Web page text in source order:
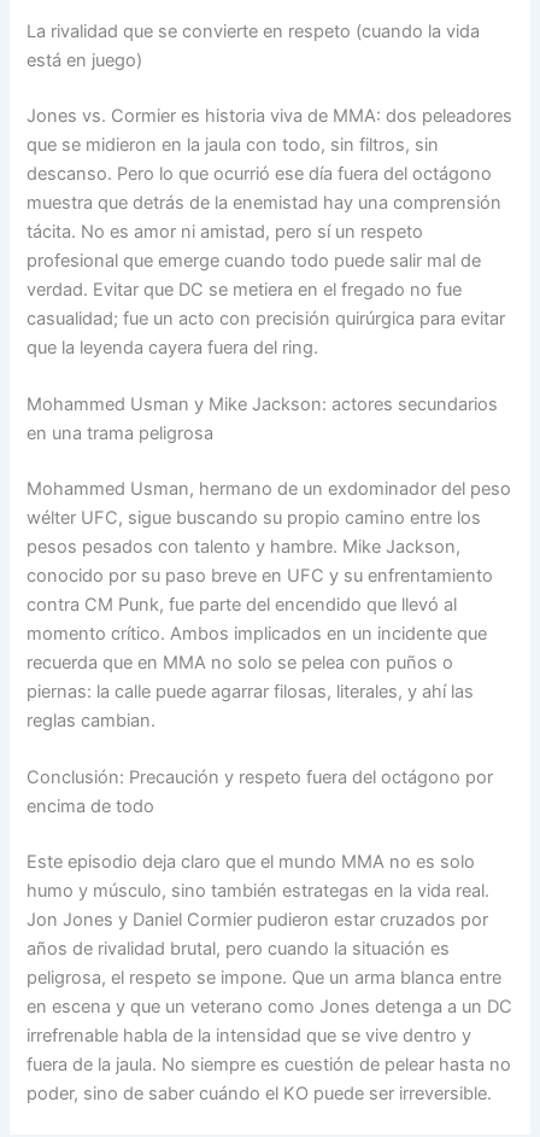
La rivalidad que se convierte en respeto (cuando la vida
está en juego)
Jones vs. Cormier es historia viva de MMA: dos peleadores
que se midieron en la jaula con todo, sin filtros, sin
descanso. Pero lo que ocurrió ese día fuera del octágono
muestra que detrás de la enemistad hay una comprensión
tácita. No es amor ni amistad, pero sí un respeto
profesional que emerge cuando todo puede salir mal de
verdad. Evitar que DC se metiera en el fregado no fue
casualidad; fue un acto con precisión quirúrgica para evitar
que la leyenda cayera fuera del ring.
Mohammed Usman y Mike Jackson: actores secundarios
en una trama peligrosa
Mohammed Usman, hermano de un exdominador del peso
wélter UFC, sigue buscando su propio camino entre los
pesos pesados con talento y hambre. Mike Jackson,
conocido por su paso breve en UFC y su enfrentamiento
contra CM Punk, fue parte del encendido que llevó al
momento crítico. Ambos implicados en un incidente que
recuerda que en MMA no solo se pelea con puños o
piernas: la calle puede agarrar filosas, literales, y ahí las
reglas cambian.
Conclusión: Precaución y respeto fuera del octágono por
encima de todo
Este episodio deja claro que el mundo MMA no es solo
humo y músculo, sino también estrategas en la vida real.
Jon Jones y Daniel Cormier pudieron estar cruzados por
años de rivalidad brutal, pero cuando la situación es
peligrosa, el respeto se impone. Que un arma blanca entre
en escena y que un veterano como Jones detenga a un DC
irrefrenable habla de la intensidad que se vive dentro y
fuera de la jaula. No siempre es cuestión de pelear hasta no
poder, sino de saber cuándo el KO puede ser irreversible.